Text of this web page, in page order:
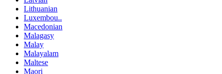
Lithuanian
Luxembou..
Macedonian
Malagasy
Malay
Malayalam
Maltese
Maori